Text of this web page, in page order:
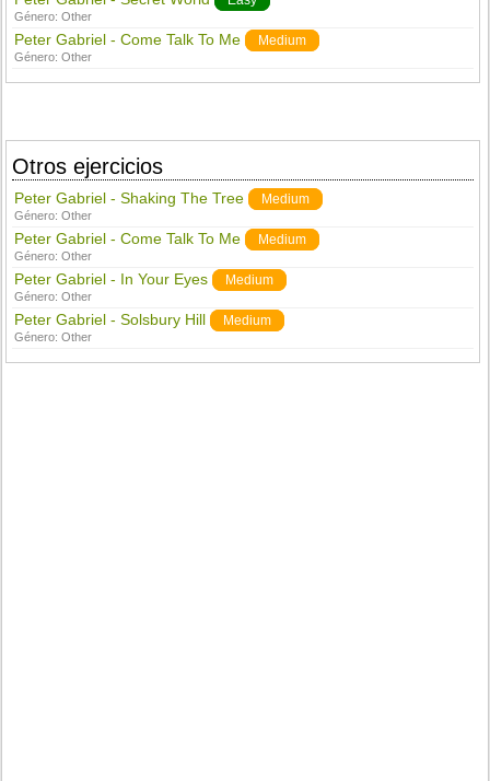
Género:Other
Peter Gabriel - Come Talk To Me Medium
Género:Other
Otros ejercicios
Peter Gabriel - Shaking The Tree Medium
Género:Other
Peter Gabriel - Come Talk To Me Medium
Género:Other
Peter Gabriel - In Your Eyes Medium
Género:Other
Peter Gabriel - Solsbury Hill Medium
Género:Other